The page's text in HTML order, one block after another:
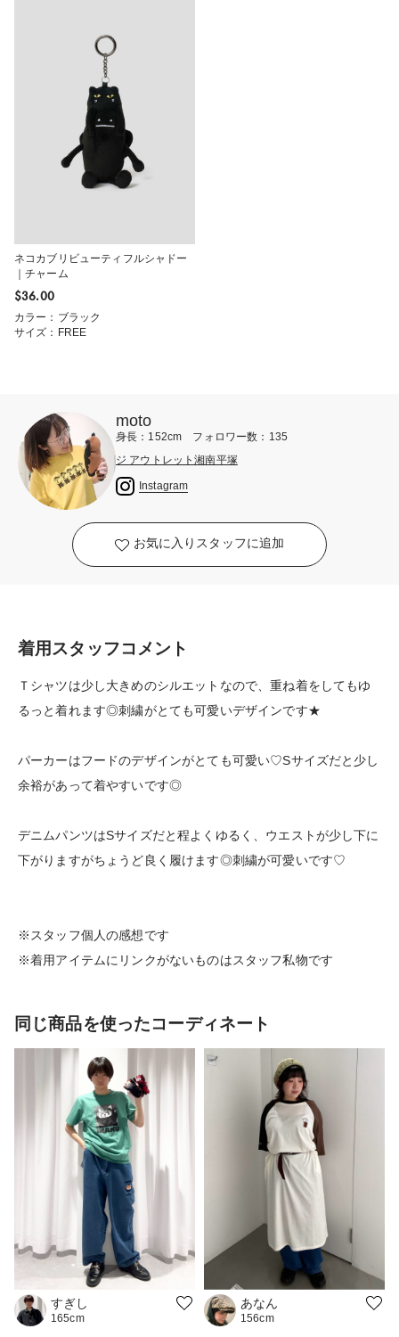
ネコカブリビューティフルシャドー
｜チャーム
$‌36.00
カラー：ブラック
サイズ：FREE
moto
身長：152cm フォロワー数：135
ジ アウトレット湘南平塚
Instagram
お気に入りスタッフに追加
着用スタッフコメント
Ｔシャツは少し大きめのシルエットなので、重ね着をしてもゆ
るっと着れます◎刺繍がとても可愛いデザインです★
パーカーはフードのデザインがとても可愛い♡Sサイズだと少し
余裕があって着やすいです◎
デニムパンツはSサイズだと程よくゆるく、ウエストが少し下に
下がりますがちょうど良く履けます◎刺繍が可愛いです♡
※スタッフ個人の感想です
※着用アイテムにリンクがないものはスタッフ私物です
同じ商品を使ったコーディネート
すぎし
165cm
あなん
156cm